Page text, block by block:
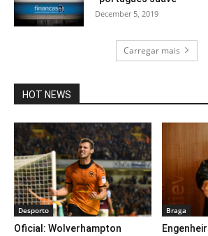
December 5, 2019
Carregar mais
HOT NEWS
Desporto
Oficial: Wolverhampton
Braga